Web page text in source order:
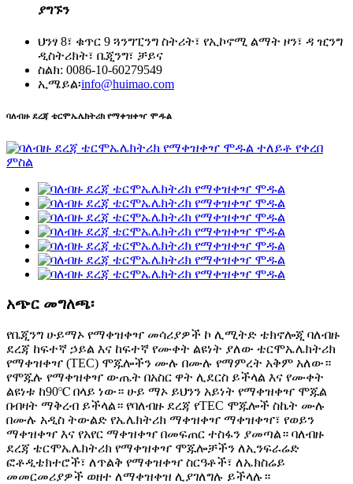
ያግኙን
ህንፃ 8፣ ቁጥር 9 ጓንግፒንግ ስትሪት፣ የኢኮኖሚ ልማት ዞን፣ ዳ ዢንግ
ዲስትሪክት፣ ቤጂንግ፣ ቻይና
ስልክ: 0086-10-60279549
ኢሜይል፡info@huimao.com
ባለብዙ ደረጃ ቴርሞኤሌክትሪክ የማቀዝቀዣ ሞዱል
አጭር መግለጫ፡
የቤጂንግ ሁይማኦ የማቀዝቀዣ መሳሪያዎች ኮ ሊሚትድ ቴክኖሎጂ ባለብዙ
ደረጃ ከፍተኛ ኃይል እና ከፍተኛ የሙቀት ልዩነት ያለው ቴርሞኤሌክትሪክ
የማቀዝቀዣ (TEC) ሞጁሎችን ሙሉ በሙሉ የማምረት አቅም አለው።
የሞጁሉ የማቀዝቀዣ ውጤት በአስር ዋት ሊደርስ ይችላል እና የሙቀት
ልዩነቱ ከ90℃ በላይ ነው። ሁይ ማኦ ይህንን አይነት የማቀዝቀዣ ሞጁል
በብዛት ማቅረብ ይችላል። የባለብዙ ደረጃ የTEC ሞጁሎች ስኬት ሙሉ
በሙሉ አዲስ ትውልድ የኤሌክትሪክ ማቀዝቀዣ ማቀዝቀዣ፣ የወይን
ማቀዝቀዣ እና የአየር ማቀዝቀዣ በመፍጠር ተስፋን ያመጣል። ባለብዙ
ደረጃ ቴርሞኤሌክትሪክ የማቀዝቀዣ ሞጁሎቻችን ለኢንፍራሬድ
ፎቶዲቴክተሮች፣ ለጥልቅ የማቀዝቀዣ ስርዓቶች፣ ለኤክስሬይ
መመርመሪያዎች ወዘተ ለማቀዝቀዝ ሊያገለግሉ ይችላሉ።